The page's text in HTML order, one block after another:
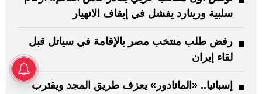
سلبية ورينارد يفشل في إيقاف الانهيار
رفض طلب منتخب مصر بالإقامة في سياتل قبل
لقاء إيران
إسبانيا.. «الماتادور» يعزف طريق المجد ويقترب